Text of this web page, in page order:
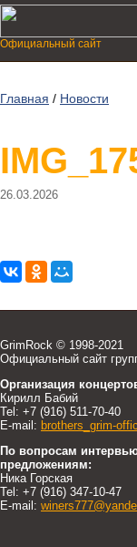
Официальный сайт
Главная / Новости
26.03.2026
GrimRock © 1998-2021
Официальный сайт
Организация
Кирилл Бабий
Tel: +7 (916) 511-70-40
E-mail: brothers_grim-
По вопросам
предложениям:
Ника Горская
Tel: +7 (916) 347-10-47
E-mail: